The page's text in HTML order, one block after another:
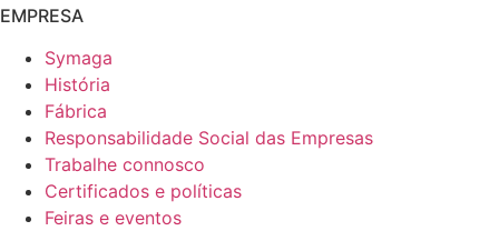
EMPRESA
Symaga
História
Fábrica
Responsabilidade Social das Empresas
Trabalhe connosco
Certificados e políticas
Feiras e eventos